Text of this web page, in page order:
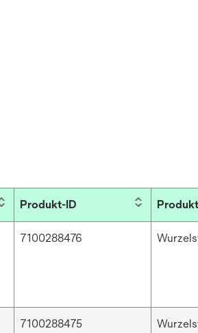
Produkt-ID
7100288476
7100288475